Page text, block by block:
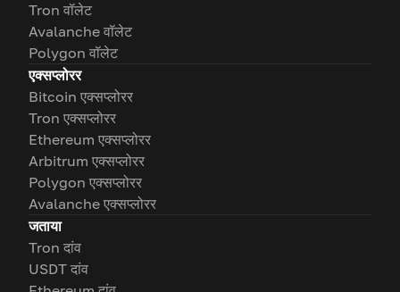
Tron वॉलेट
Avalanche वॉलेट
Polygon वॉलेट
एक्सप्लोरर
Bitcoin एक्सप्लोरर
Tron एक्सप्लोरर
Ethereum एक्सप्लोरर
Arbitrum एक्सप्लोरर
Polygon एक्सप्लोरर
Avalanche एक्सप्लोरर
जताया
Tron दांव
USDT दांव